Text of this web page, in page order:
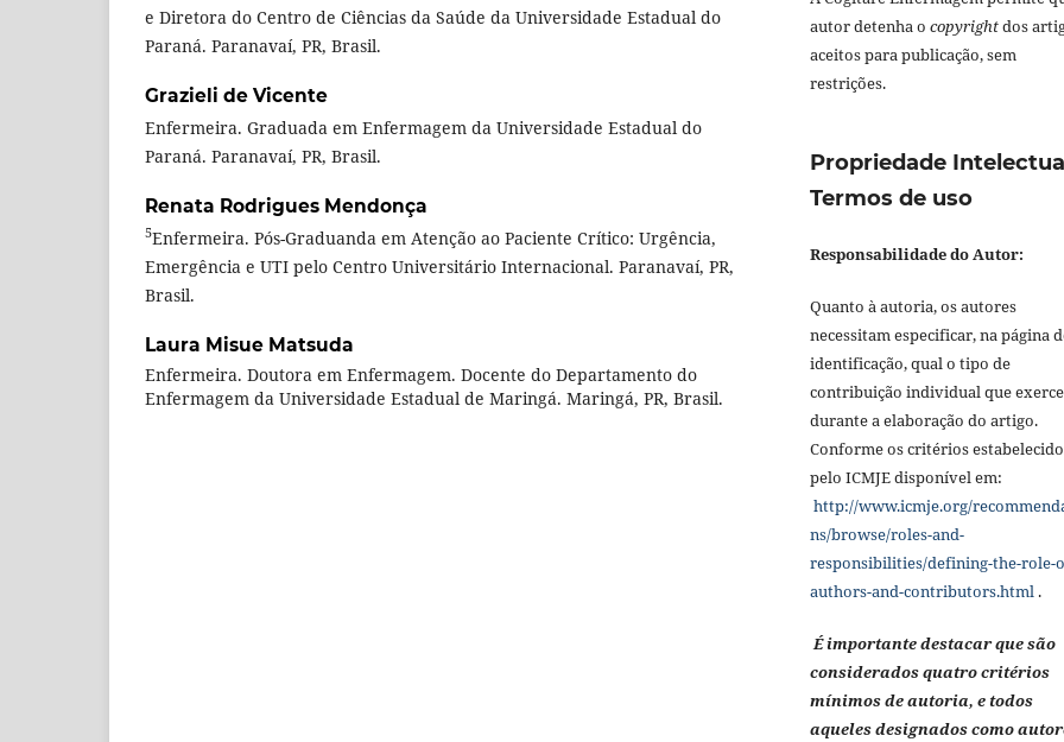
e Diretora do Centro de Ciências da Saúde da Universidade Estadual do
Paraná. Paranavaí, PR, Brasil.
Grazieli de Vicente
Enfermeira. Graduada em Enfermagem da Universidade Estadual do
Paraná. Paranavaí, PR, Brasil.
Renata Rodrigues Mendonça
5Enfermeira. Pós-Graduanda em Atenção ao Paciente Crítico: Urgência,
Emergência e UTI pelo Centro Universitário Internacional. Paranavaí, PR,
Brasil.
Laura Misue Matsuda
Enfermeira. Doutora em Enfermagem. Docente do Departamento do
Enfermagem da Universidade Estadual de Maringá. Maringá, PR, Brasil.
autor detenha o copyrightdos
aceitos para publicação, sem
restrições.
Propriedade
Termos de uso
Responsabilidade do Autor:
Quanto à autoria, os autores
necessitam especificar, na página
identificação, qual o tipo de
contribuição individual que
durante a elaboração do artigo.
Conforme os critérios
pelo ICMJE disponível em:
http://www.icmje.org/
ns/browse/roles-and-
responsibilities/defining-the-role-
authors-and-contributors.html .
É importante destacar que são
considerados quatro critérios
mínimos de autoria, e todos
aqueles designados como